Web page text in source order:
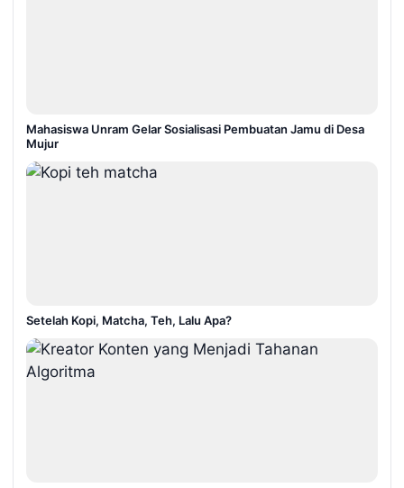
Mahasiswa Unram Gelar Sosialisasi Pembuatan Jamu di Desa
Mujur
Setelah Kopi, Matcha, Teh, Lalu Apa?